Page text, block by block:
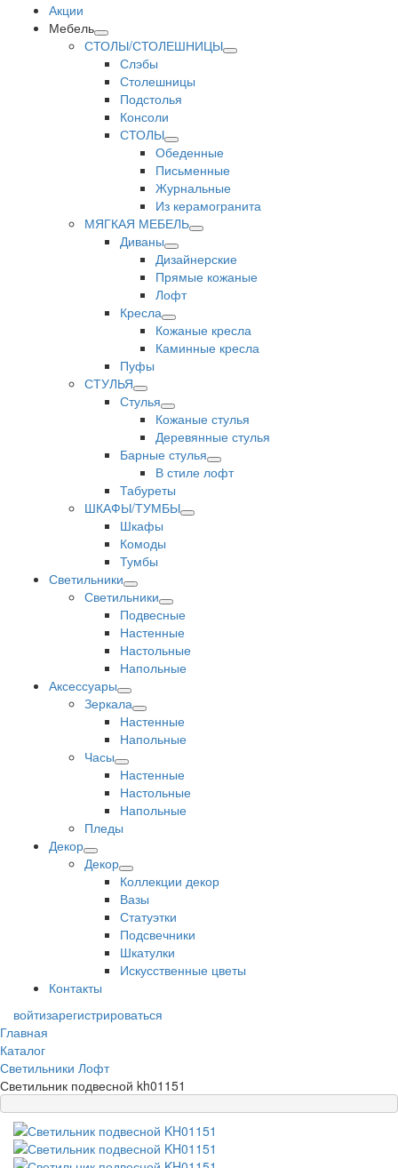
Акции
Мебель
СТОЛЫ/СТОЛЕШНИЦЫ
Слэбы
Столешницы
Подстолья
Консоли
СТОЛЫ
Обеденные
Письменные
Журнальные
Из керамогранита
МЯГКАЯ МЕБЕЛЬ
Диваны
Дизайнерские
Прямые кожаные
Лофт
Кресла
Кожаные кресла
Каминные кресла
Пуфы
СТУЛЬЯ
Стулья
Кожаные стулья
Деревянные стулья
Барные стулья
В стиле лофт
Табуреты
ШКАФЫ/ТУМБЫ
Шкафы
Комоды
Тумбы
Светильники
Светильники
Подвесные
Настенные
Настольные
Напольные
Аксессуары
Зеркала
Настенные
Напольные
Часы
Настенные
Настольные
Напольные
Пледы
Декор
Декор
Коллекции декор
Вазы
Статуэтки
Подсвечники
Шкатулки
Искусственные цветы
Контакты
войтизарегистрироваться
Главная
Каталог
Светильники Лофт
Светильник подвесной kh01151